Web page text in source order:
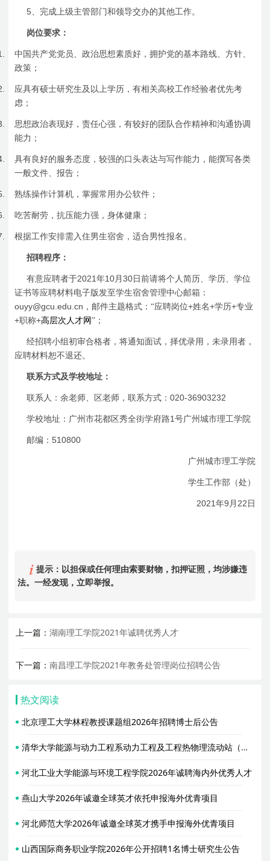
5 完成上级主管部门和领导交办的其他工作。
岗位要求：
中国共产党党员、政治思想素质好，拥护党的基本路线、方针、
政策；
应具有硕士研究生及以上学历，有相关高校工作经验者优先考
虑；
思想政治表现好，责任心强，有较好的团队合作精神和沟通协调
能力；
具有良好的服务态度，较强的口头表达与写作能力，能撰写各类
一般文件、报告；
熟练操作计算机，掌握常用办公软件；
吃苦耐劳，抗压能力强，身体健康；
根据工作安排需入住男生宿舍，适合男性报名。
招聘程序：
有意应聘者于2021年10 月30日前请将个人简历、学历、学位
证书等应聘材料电子版发至学生宿舍管理中心邮箱：
ouyy@gcu.edu.cn ，邮件主题格式：“应聘岗位+姓名+学历+专业
+职称+高层次人才网”；
经招聘小组初审合格者，将通知面试，择优录用，未录用者，
应聘材料恕不退还。
联系方式及学校地址：
联系人：余老师、区老师，联系方式：020-36903232
学校地址：广州市花都区秀全街学府路1号广州城市理工学院
邮编：510800
广州城市理工学院
学生工作部（处）
2021 年9 月 22 日
提示：以担保或任何理由索要财物，扣押证照，均涉嫌违
法。一经发现，立即举报。
上一篇：湖南理工学院2021年诚聘优秀人才
下一篇：南昌理工学院2021年教务处管理岗位招聘公告
热文阅读
北京理工大学林程教授课题组2026年招聘博士后公告
清华大学能源与动力工程系动力工程及工程热物理流动站（合作导师胥蕊娜）2026年招聘2名博士后
河北工业大学能源与环境工程学院2026年诚聘海内外优秀人才
燕山大学2026年诚邀全球英才依托申报海外优青项目
河北师范大学2026年诚邀全球英才携手申报海外优青项目
山西国际商务职业学院2026年公开招聘1名博士研究生公告